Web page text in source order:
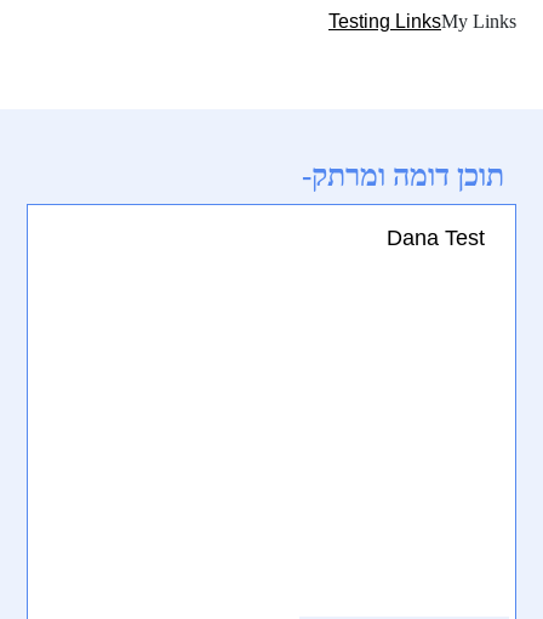
Testing LinksMy Links
תוכן דומה ומרתק-
Dana Test